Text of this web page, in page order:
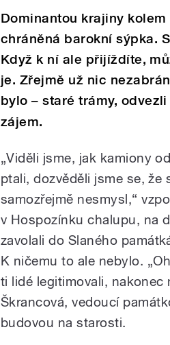
Dominantou krajiny
chráněná barokní sýpka.
Když k ní ale přijíždíte,
je. Zřejmě už nic
bylo – staré trámy,
zájem.
„Viděli jsme, jak kamiony
ptali, dozvěděli jsme se, že
samozřejmě nesmysl,“
v Hospozínku chalupu, na
zavolali do Slaného
K ničemu to ale nebylo.
ti lidé legitimovali, nakonec
Škrancová, vedoucí
budovou na starosti.